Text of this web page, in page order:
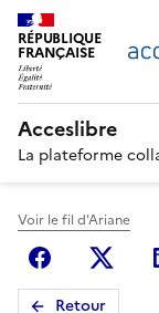
RÉPUBLIQUE
FRANÇAISE
Acceslibre
La plateforme
Voir le fil d'Ariane
FacebookX
Retour